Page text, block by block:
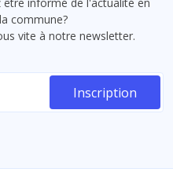
commune?
vite à notre newsletter.